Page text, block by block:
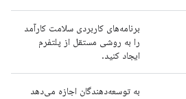
برنامه‌های کاربردی سلامت کارآمد
را به روشی مستقل از پلتفرم
ایجاد کنید.
به توسعه‌دهندگان اجازه می‌دهد